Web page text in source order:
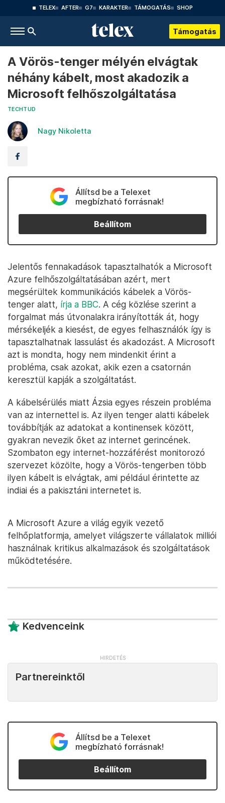
TELEX AFTER G7 KARAKTER TÁMOGATÁS SHOP
Támogatás
A Vörös-tenger mélyén elvágtak
néhány kábelt, most akadozik a
Microsoft felhőszolgáltatása
TECHTUD
Nagy Nikoletta
Állítsd be a Telexet
megbízható forrásnak!
Beállítom
Jelentős fennakadások tapasztalhatók a Microsoft
Azure felhőszolgáltatásában azért, mert
megsérültek kommunikációs kábelek a Vörös-
tenger alatt, írja a BBC. A cég közlése szerint a
forgalmat más útvonalakra irányították át, hogy
mérsékeljék a kiesést, de egyes felhasználók így is
tapasztalhatnak lassulást és akadozást. A Microsoft
azt is mondta, hogy nem mindenkit érint a
probléma, csak azokat, akik ezen a csatornán
keresztül kapják a szolgáltatást.
A kábelsérülés miatt Ázsia egyes részein probléma
van az internettel is. Az ilyen tenger alatti kábelek
továbbítják az adatokat a kontinensek között,
gyakran nevezik őket az internet gerincének.
Szombaton egy internet-hozzáférést monitorozó
szervezet közölte, hogy a Vörös-tengerben több
ilyen kábelt is elvágtak, ami például érintette az
indiai és a pakisztáni internetet is.
A Microsoft Azure a világ egyik vezető
felhőplatformja, amelyet világszerte vállalatok milliói
használnak kritikus alkalmazások és szolgáltatások
működtetésére.
Kedvenceink
Partnereinktől
Állítsd be a Telexet
megbízható forrásnak!
Beállítom